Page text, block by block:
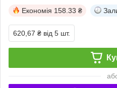
Економія 158.33 ₴
620,67 ₴ від 5 шт.